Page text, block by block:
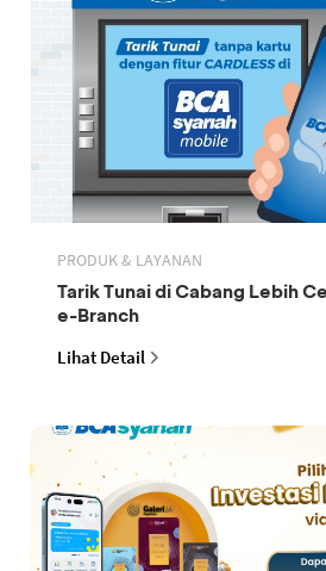
PRODUK & LAYANAN
Tarik Tunai di Cabang Lebih
e-Branch
Lihat Detail